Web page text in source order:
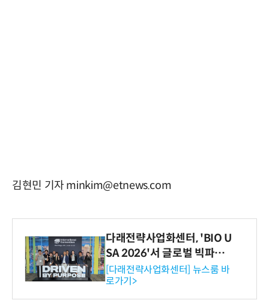
김현민 기자 minkim@etnews.com
다래전략사업화센터, 'BIO U
SA 2026'서 글로벌 빅파마
와의 비즈니스 미팅 지원…K
-바이오 해외 진출 교두보 확
보
[다래전략사업화센터] 뉴스룸 바
로가기>